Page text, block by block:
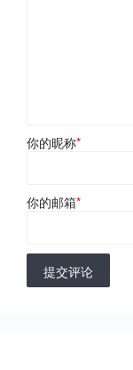
你的昵称*
你的邮箱*
提交评论